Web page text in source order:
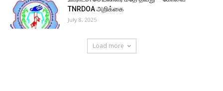
TNRDOA அறிக்கை
July 8, 2025
Load more